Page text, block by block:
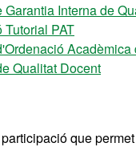
Garantia Interna de
PAT
Acadèmica
Qualitat Docent
que